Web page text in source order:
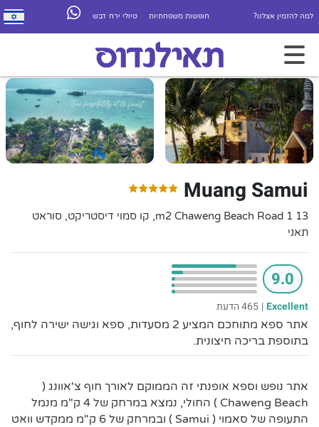
למה להזמין אצלנו? חופשות משפחתיות טיולי ירח דבש
Muang Samui
13 1 m2 Chaweng Beach Road, קו סמוי דיסטריקט, סוראט
תאני
9.0
Excellent
| 465 הדעת
אתר ספא מתוחכם המציע 2 מסעדות, ספא וגישה ישירה לחוף,
בתוספת בריכה חיצונית.
אתר נופש וספא אופנתי זה הממוקם לאורך חוף צ'אוונג (
Chaweng Beach ) החולי, נמצא במרחק של 4 ק"מ מנמל
התעופה של סאמוי ( Samui ) ובמרחק של 6 ק"מ ממקדש וואט